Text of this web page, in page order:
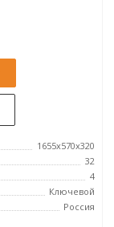
1655х570х320
32
4
Ключевой
Россия